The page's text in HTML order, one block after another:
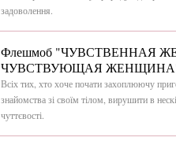
задоволення.
Флешмоб "ЧУВСТВЕННАЯ
ЧУВСТВУЮЩАЯ
Всіх тих, хто хоче почати захоплюючу
знайомства зі своїм тілом, вирушити в
чуттєвості.